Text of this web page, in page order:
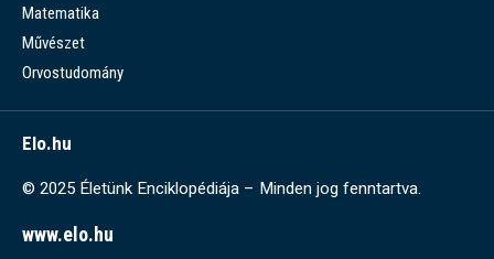
Matematika
Művészet
Orvostudomány
Elo.hu
© 2025 Életünk Enciklopédiája – Minden jog fenntartva.
www.elo.hu